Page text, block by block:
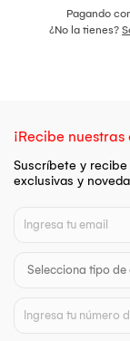
Pagando
¿No la tienes?
¡Recibe
Suscríbete y
exclusivas y